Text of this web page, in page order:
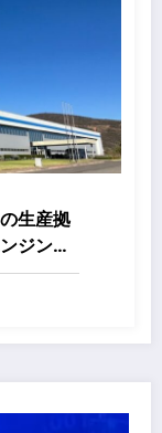
生産拠
ジン軸
顧客と
く40億